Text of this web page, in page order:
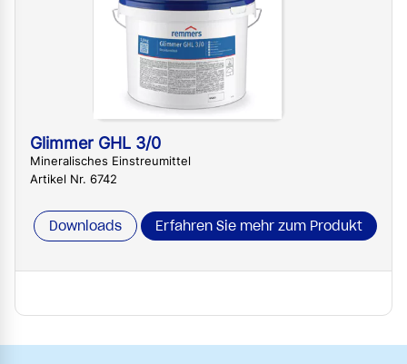
Glimmer GHL 3/0
Mineralisches Einstreumittel
Artikel Nr. 6742
Downloads Erfahren Sie mehr zum Produkt